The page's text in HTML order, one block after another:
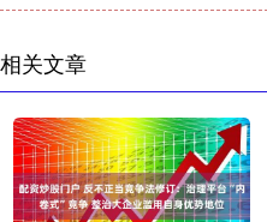
相关文章